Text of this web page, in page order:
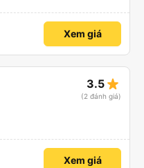
Xem giá
3.5 star_rate
(2 đánh giá)
Xem giá